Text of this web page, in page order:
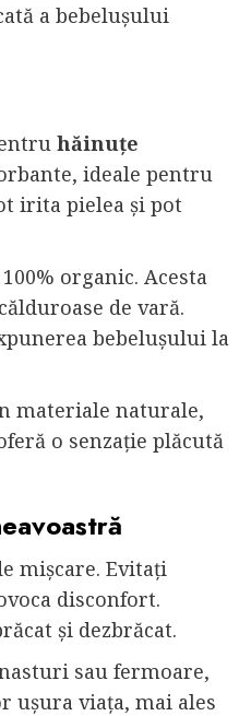
a bebelușului
hăinuțe
ideale pentru
irita pielea și pot
organic. Acesta
de vară.
bebelușului la
materiale naturale,
o senzație plăcută
mișcare. Evitați
disconfort.
și dezbrăcat.
sau fermoare,
ușura viața, mai ales